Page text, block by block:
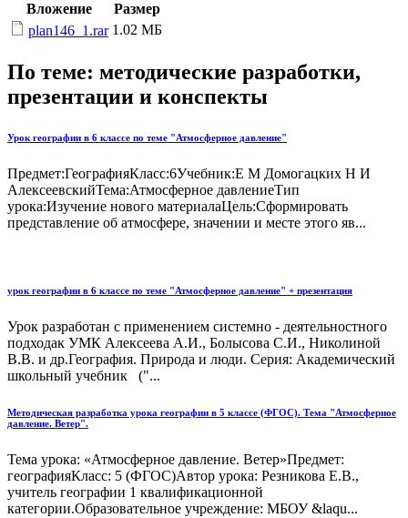
Вложение
Размер
plan146_1.rar 1.02 МБ
По теме: методические разработки,
презентации и конспекты
Урок географии в 6 классе по теме "Атмосферное давление"
Предмет:ГеографияКласс:6Учебник:Е М Домогацких Н И
АлексеевскийТема:Атмосферное давлениеТип
урока:Изучение нового материалаЦель:Сформировать
представление об атмосфере, значении и месте этого яв...
урок географии в 6 классе по теме "Атмосферное давление" + презентация
Урок разработан с применением системно - деятельностного
подходак УМК Алексеева А.И., Болысова С.И., Николиной
В.В. и др.География. Природа и люди. Серия: Академический
школьный учебник ("...
Методическая разработка урока географии в 5 классе (ФГОС). Тема "Атмосферное
давление. Ветер".
Тема урока: «Атмосферное давление. Ветер»Предмет:
географияКласс: 5 (ФГОС)Автор урока: Резникова Е.В.,
учитель географии 1 квалификационной
категории.Образовательное учреждение: МБОУ &laqu...